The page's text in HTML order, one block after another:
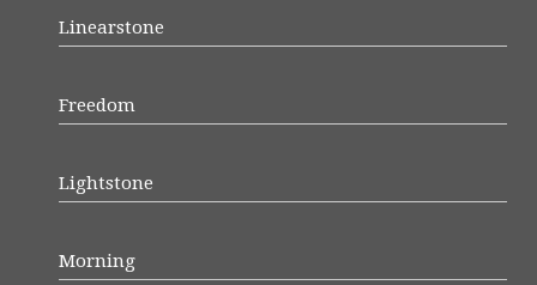
Linearstone
Freedom
Lightstone
Morning